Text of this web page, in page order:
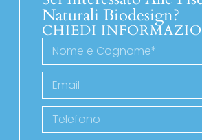
Naturali Biodesign?
CHIEDI